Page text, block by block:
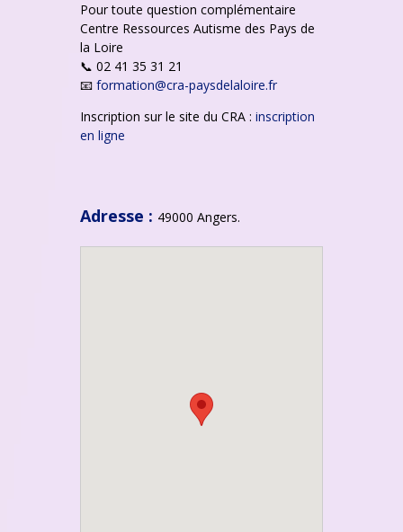
Pour toute question complémentaire
Centre Ressources Autisme des Pays de
la Loire
📞 02 41 35 31 21
📧 formation@cra-paysdelaloire.fr
Inscription sur le site du CRA : inscription
en ligne
Adresse : 49000 Angers.